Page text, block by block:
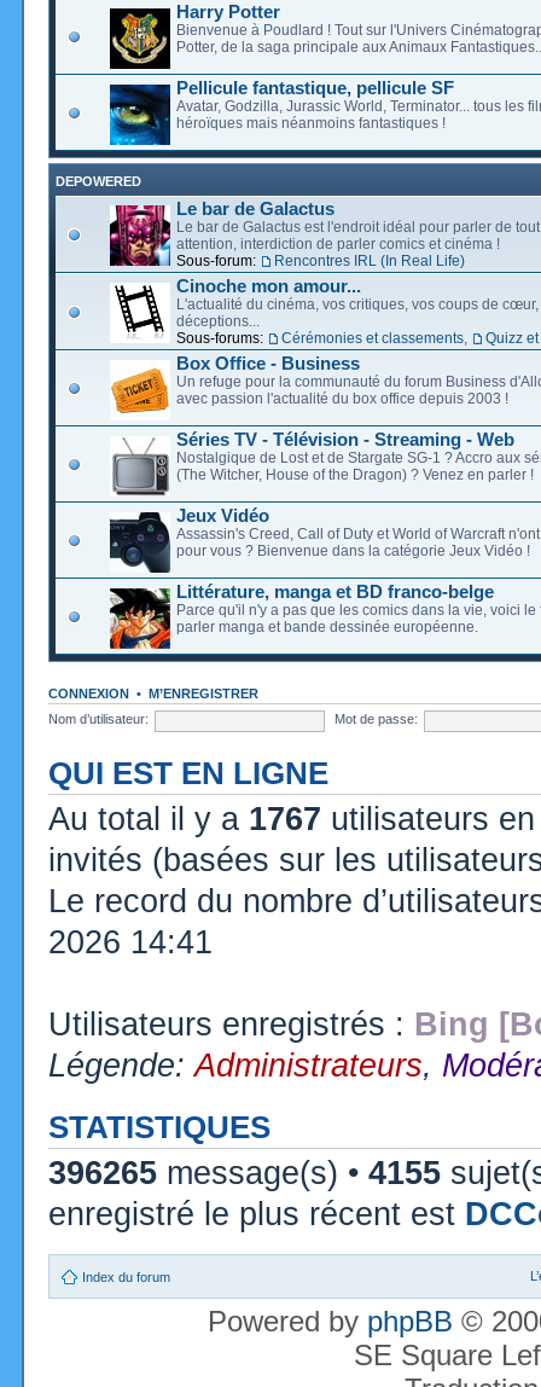
Harry Potter
Bienvenue à Poudlard ! Tout sur l'Univers
Potter, de la saga principale aux Animaux
Pellicule fantastique, pellicule SF
Avatar, Godzilla, Jurassic World, Terminator... tous les
héroïques mais néanmoins fantastiques !
DEPOWERED
Le bar de Galactus
Le bar de Galactus est l'endroit idéal pour parler de
attention, interdiction de parler comics et cinéma !
Sous-forum:
Rencontres IRL (In Real Life)
Cinoche mon amour...
L'actualité du cinéma, vos critiques, vos coups de cœur,
déceptions...
Sous-forums:
Cérémonies et classements Quizz
Box Office - Business
Un refuge pour la communauté du forum Business
avec passion l'actualité du box office depuis 2003 !
Séries TV - Télévision - Streaming - Web
Nostalgique de Lost et de Stargate SG-1 ? Accro aux
(The Witcher, House of the Dragon) ? Venez en parler !
Jeux Vidéo
Assassin's Creed, Call of Duty et World of Warcraft
pour vous ? Bienvenue dans la catégorie Jeux Vidéo !
Littérature, manga et BD franco-belge
Parce qu'il n'y a pas que les comics dans la vie, voici le
parler manga et bande dessinée européenne.
CONNEXION • M’ENREGISTRER
Nom d’utilisateur:
Mot de passe:
QUI EST EN LIGNE
Au total il y a 1767 utilisateurs
invités (basées sur les
Le record du nombre
2026 14:41
Utilisateurs enregistrés : Bing
Légende:Administrateurs,
STATISTIQUES
396265 message(s) • 4155
enregistré le plus récent est
Index du forum
Powered by phpBB ©
SE Square